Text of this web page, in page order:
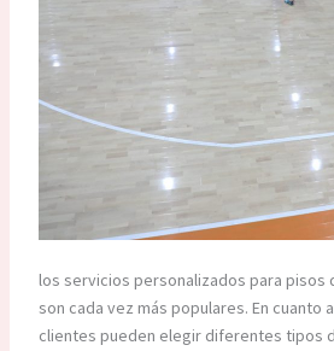
los servicios personalizados para pisos
son cada vez más populares. En cuanto
clientes pueden elegir diferentes tipos